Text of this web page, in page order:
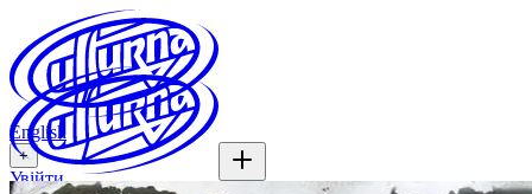
English
+
Увійти